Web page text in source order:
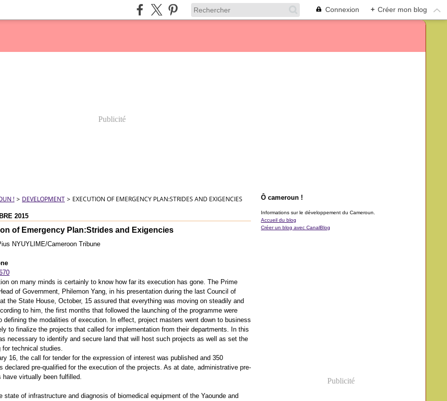
Connexion + Créer mon blog
Publicité
! > DEVELOPMENT > EXECUTION OF EMERGENCY PLAN:STRIDES AND EXIGENCIES
2015
of Emergency Plan:Strides and Exigencies
NYUYLIME/Cameroon Tribune
on many minds is certainly to know how far its execution has gone. The Prime
of Government, Philemon Yang, in his presentation during the last Council of
the State House, October, 15 assured that everything was moving on steadily and
to him, the first months that followed the launching of the programme were
defining the modalities of execution. In effect, project masters went down to business
to finalize the projects that called for implementation from their departments. In this
necessary to identify and secure land that will host such projects as well as set the
for technical studies.
16, the call for tender for the expression of interest was published and 350
declared pre-qualified for the execution of the projects. As at date, administrative pre-
have virtually been fulfilled.
of infrastructure and diagnosis of biomedical equipment of the Yaounde and
Ô cameroun !
Informations sur le développement du Cameroun.
Accueil du blog
Créer un blog avec CanalBlog
Publicité